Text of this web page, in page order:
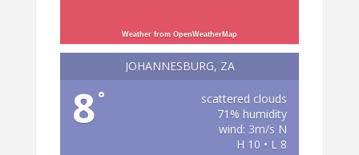
Weather from OpenWeatherMap
JOHANNESBURG, ZA
8°
scattered clouds
71% humidity
wind: 3m/s N
H 10 • L 8